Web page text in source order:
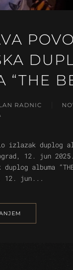
“THE
RADNIC
izlazak duplog
12. jun
albuma “THE
12. jun...